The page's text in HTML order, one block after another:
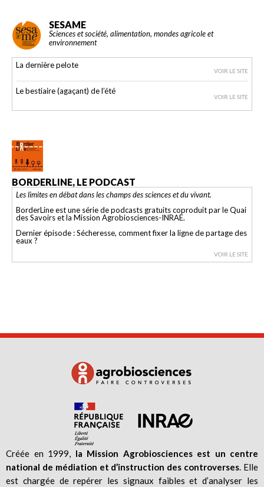
SESAME
Sciences et société, alimentation, mondes agricole et
environnement
La dernière pelote
VOIR LE SITE
Le bestiaire (agaçant) de l’été
VOIR LE SITE
BORDERLINE, LE PODCAST
Les limites en débat dans les champs des sciences et du vivant.
BorderLine est une série de podcasts gratuits coproduit par le Quai
des Savoirs et la Mission Agrobiosciences-INRAE.
Dernier épisode : Sécheresse, comment fixer la ligne de partage des
eaux ?
VOIR LE SITE
Créée en 1999, la Mission Agrobiosciences est un centre
national de médiation et d’instruction des controverses. Elle
est chargée de repérer les signaux faibles et d’analyser les